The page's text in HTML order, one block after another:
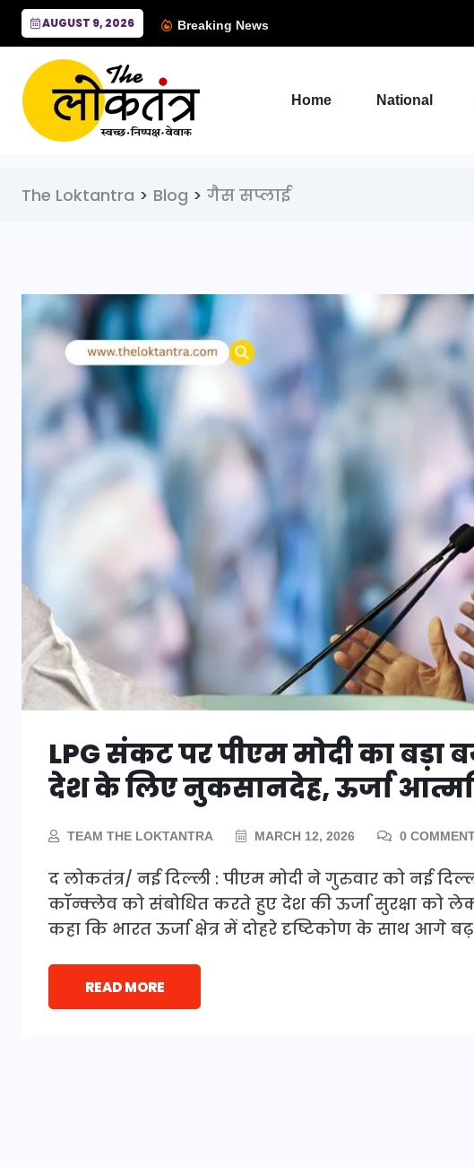
AUGUST 9, 2026 Breaking News
Home National
The Loktantra > Blog > गैस सप्लाई
LPG संकट पर पीएम मोदी का बड़ा
देश के लिए नुकसानदेह, ऊर्जा
TEAM THE LOKTANTRA MARCH 12, 2026 0
द लोकतंत्र/ नई दिल्ली : पीएम मोदी ने गुरुवार को नई
कॉन्क्लेव को संबोधित करते हुए देश की ऊर्जा सुरक्षा को
कहा कि भारत ऊर्जा क्षेत्र में दोहरे दृष्टिकोण के साथ आगे
READ MORE